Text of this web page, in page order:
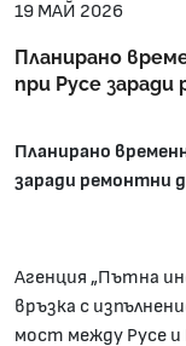
19 МАЙ 2026
Планирано
при Русе
Планирано
заради ремонтни
Агенция „Пътна
връзка с
мост между Русе